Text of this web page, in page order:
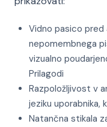
Vidno pasico pred
nepomembnega
vizualno
Prilagodi
Razpoložljivost v
jeziku uporabnika,
Natančna stikala